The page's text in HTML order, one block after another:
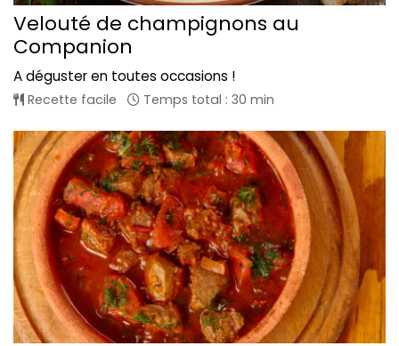
Velouté de champignons au
Companion
A déguster en toutes occasions !
Recette facile Temps total : 30 min